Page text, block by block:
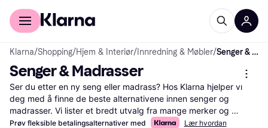
For kunder
Klarna/Shopping/Hjem & Interiør/ Innredning & Møbler/ Senger & Madrasser
Senger & Madrasser
Ser du etter en ny seng eller madrass? Hos Klarna hjelper vi
deg med å finne de beste alternativene innen senger og
madrasser. Vi lister et bredt utvalg fra mange merker og
forhandlere, slik at du kan sammenligne priser og funksjoner.
Prøv fleksible betalingsalternativer med Lær hvordan